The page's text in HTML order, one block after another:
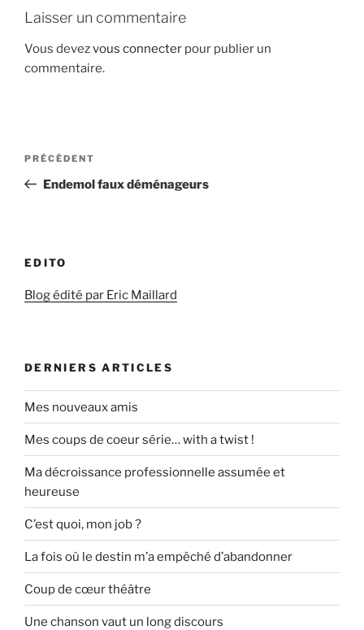
Laisser un commentaire
Vous devezvous connecter pour publier un
commentaire.
Navigation
l’article
Article
précédent
PRÉCÉDENT
Endemol faux déménageurs
EDITO
Blog édité par Eric Maillard
DERNIERS ARTICLES
Mes nouveaux amis
Mes coups de coeur série… with a twist !
Ma décroissance professionnelle assumée et
heureuse
C’est quoi, mon job ?
La fois où le destin m’a empêché d’abandonner
Coup de cœur théâtre
Une chanson vaut un long discours